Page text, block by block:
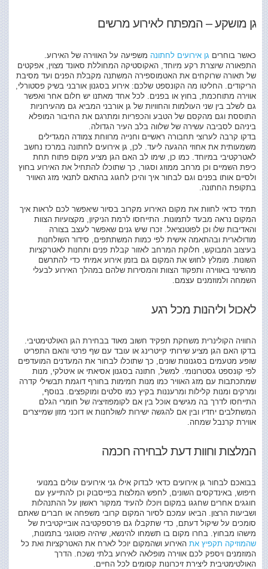
גן מושקע – המפתח לאירוע מרשים
כאשר בוחרים גן אירועים לחתונה משפיעה על האווירה של האירוע.
התפאורה שיוצרת רקע מיוחד, האקוסטיקה המחוללת סאונד מצוין, אפקטים
של תאורה שרוקחים את האטמוספירה המשתנה מקבלת הפנים ועד מסיבת
הריקודים. החליטו מה הקונספט שלכם: אירוע בסגנון אורבני בשיק פסטורלי,
אווירה מתוחכמת, בחוץ או בפנים. לכל אחד מאתנו יש חלום אחר ואפשר
גם לשלב בין שני העולמות והחוויות של גן אורבני המביא גם מהעירוניות
התוססת וגם מהקסם של הטבע והכפריות ומתרגם את החיבור המופלא
ביניהם לסביבה עשירה של שלווה בלב העיר הגדולה.
בדקו קרבה לערוצי תחבורה ראשיים וחנייה מרווחת צמודה המגדילים
משמעותית את אחוזי ההגעה ליעד. לכן, גן אירועים לחתונה במרכז נחשב
לאטרקטיבי במיוחד. כמו כן, שימו לב האם הגן מציע מקום פתוח תחת
כיפת השמיים וכן מרחב ממוזג וסגור, כך שתוכלו להתחיל את האירוע בחוץ
ולסיים אותו בפנים וגם לבחור איך והיכן לחגוג בהתאם לתנאי מזג האוויר
בתקופת החתונה.
תמיד כדאי לחוות את מקום האירוע מקרוב בסיור שיאפשר לכם לראות איך
המקום נראה מבעד לתמונות. התייחסו לרמת הניקיון, מקצועיות הצוות
והאדיבות שלו וכן לפוטנציאל. זכרו שיש גנים שאפשר לעצב בצורה
מודולארית ובהתאמה אישית לפי כמות המשתתפים, סידור השולחנות
בעיצוב המבוקש, חלוקת המרחב לאזור קבלת פנים ותחנות לאטרקציות
השונות. מומלץ לחוש את המקום גם בזמן אירוע אמיתי כדי להתרשם
מהשינוי באווירה ותפקוד הצוות והמסירות שלהם במהלך האירוע לבעלי
השמחה ולמוזמנים עצמם.
לאכול וליהנות מכל רגע
החוויה הקולינרית משחקת תפקיד חשוב מאוד בבחירת הגן האולטימטיבי.
בדקו האם הגן מציע שירותי קייטרינג או עובד עם שף פרטי והאם התפריט
שופע מטעמים בסגנונות שונים, כך שתוכלו לבחור את המעדנים המועדפים
לפי קונספט גסטרונומי. למשל, חתונה בסגנון אסיאתי או איטלקי, מנות
שמתכתבות עם מזג האוויר כמו מנות חמימות בחורף דוגמת תבשילי קדרה
ומרקים ומנות קלילות ומרעננות בקיץ כמו סלטים ומוקפצים. בנוסף,
התייחסו לדרך בה מגישים אוכל בין אם לקומפוזיציה של חומרי הגלם
המשתלבים יחדיו ובין אם להגשה ישירות לשולחנות או דוכני מזון שמייצרים
אווירת קרנבל שמחה.
המלצות וחוות דעת לבחירה חכמה
בבואכם לבחור גן אירועים כדאי לבדוק אילו גני אירועים עולים במנועי
חיפוש, באינדקסים השונים, לחפש המלצות בפייסבוק וכן להתייעץ עם
חוגגים אחרים שחגגו במקום ויוכלו להעיד ממקור ראשון על ההתנהלות
ושביעות הרצון. הביאו עמכם לסיור המקום קרובי משפחה או חברים שאתם
סומכים על שיקול דעתם, כדי שתקבלו גם פרספקטיבה אובייקטיבית של
מישהו מבחוץ. בחרו מקום בו תשמחו להינשא, שיהיה פוטוגני בתמונות,
שהמוזיקה תקפיץ את האירוע ושהמקום יוכל לארח את האטרקציות ואת כל
המוזמנים ויספק לכם אווירה מופלאה לאירוע בלתי נשכח. הדרך
האולטימטיבית ליצירת זיכרונות קסומים לכל החיים.